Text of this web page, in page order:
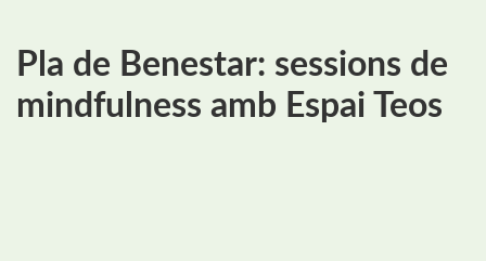
Pla de Benestar: sessions de
mindfulness amb Espai Teos